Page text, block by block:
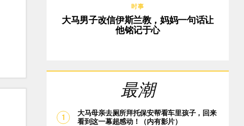
时事
大马男子改信伊斯兰教，妈妈一句话让
他铭记于心
最潮
大马母亲去厕所拜托保安帮看车里孩子，回来
看到这一幕超感动！（内有影片）